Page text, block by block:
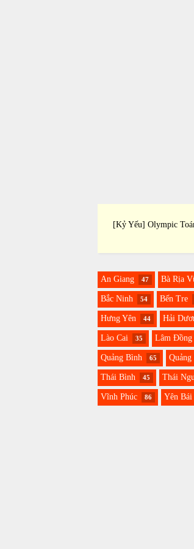
[Kỷ Yếu] Olympic
An Giang 47 Bà Rịa
Bắc Ninh 54 Bến Tre
Hưng Yên 44 Hải
Lào Cai 35 Lâm Đồng
Quảng Bình 65 Quảng
Thái Bình 45 Thái
Vĩnh Phúc 86 Yên Bái